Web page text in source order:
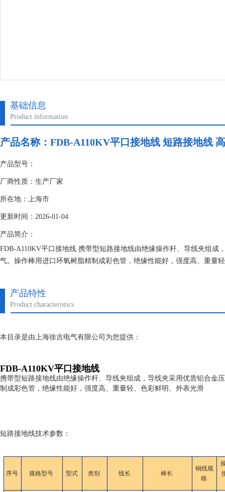
基础信息
Product information
产品名称： FDB-A110KV平口接地线 短路接地线
产品型号：
厂商性质：生产厂家
所在地：上海市
更新时间：2026-01-04
产品简介：
FDB-A110KV平口接地线 携带型短路接地线由绝缘操作杆、导线夹组
气。操作棒用进口环氧树脂精制成彩色管，绝缘性能好，强度高、重量
产品特性
Product characteristics
本目录是由上海徐吉电气有限公司为您提供：
FDB-A110KV平口接地线
携带型短路接地线由绝缘操作杆、导线夹组成，导线夹采用优质铝合金
制成彩色管，绝缘性能好，强度高、重量轻、色彩鲜明、外表光滑
短路接地线技术参数：
序号 规格型号 型式 类别 线长 棒长
铜线规
格